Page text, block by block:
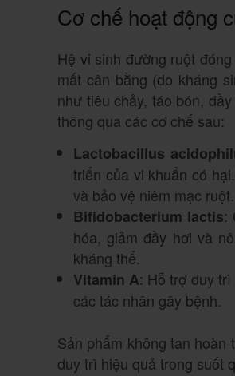
Cơ chế hoạt động
Hệ vi sinh đường ruột
mất cân bằng (do kháng
như tiêu chảy, táo bón,
thông qua các cơ chế sau:
Lactobacillus
triển của vi khuẩn có
và bảo vệ niêm mạc ruột.
Bifidobacterium lactis:
hóa, giảm đầy hơi và
kháng thể.
Vitamin A: Hỗ trợ duy
các tác nhân gây bệnh.
Sản phẩm không tan hoàn
duy trì hiệu quả trong suốt